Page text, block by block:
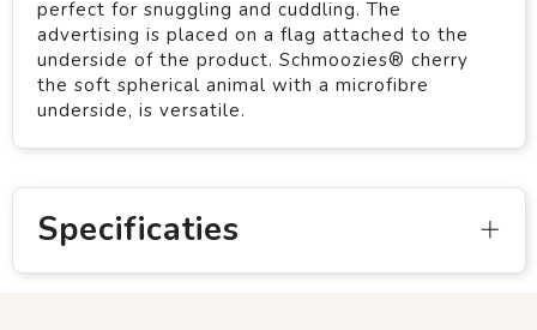
perfect for snuggling and cuddling. The
advertising is placed on a flag attached to the
underside of the product. Schmoozies® cherry
the soft spherical animal with a microfibre
underside, is versatile.
Specificaties